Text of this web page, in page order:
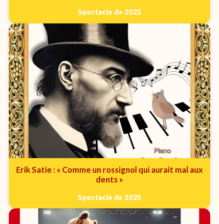
Spectacle de 2025
Erik Satie : « Comme un rossignol qui aurait mal aux
dents »
Spectacle de 2025